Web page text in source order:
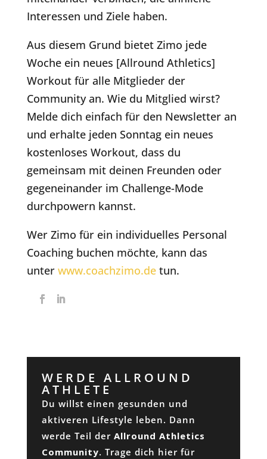
Interessen und Ziele haben.
Aus diesem Grund bietet Zimo jede
Woche ein neues [Allround Athletics]
Workout für alle Mitglieder der
Community an. Wie du Mitglied wirst?
Melde dich einfach für den Newsletter an
und erhalte jeden Sonntag ein neues
kostenloses Workout, dass du
gemeinsam mit deinen Freunden oder
gegeneinander im Challenge-Mode
durchpowern kannst.
Wer Zimo für ein individuelles Personal
Coaching buchen möchte, kann das
unter www.coachzimo.de tun.
WERDE ALLROUND
ATHLETE
Du willst einen gesunden und
aktiveren Lifestyle leben. Dann
werde Teil der Allround Athletics
Community. Trage dich hier für